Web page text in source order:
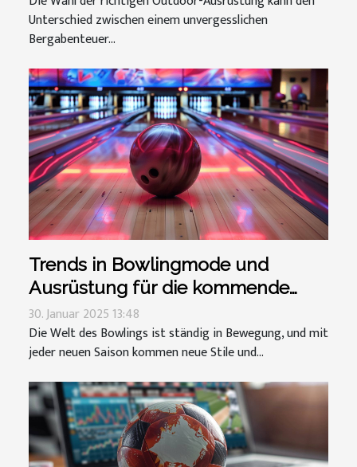
Unterschied zwischen einem unvergesslichen
Bergabenteuer...
Trends in Bowlingmode und
Ausrüstung für die kommende
Saison
30. Januar 2025 13:48
Die Welt des Bowlings ist ständig in Bewegung, und mit
jeder neuen Saison kommen neue Stile und...